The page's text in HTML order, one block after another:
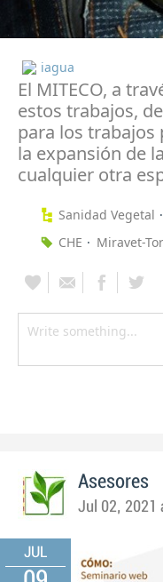
iagua
El MITECO, a
estos trabajos,
para los trabajos
la expansión de
cualquier otra
Sanidad Vegetal
CHE
Miravet-
Asesores
Jul 02, 2021
JUL